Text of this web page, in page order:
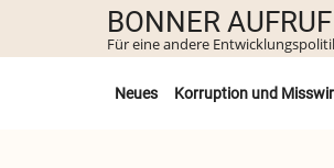
Inhalt
BONNER AUFRUF
Für eine andere
Untermenü
Neues Korruption und